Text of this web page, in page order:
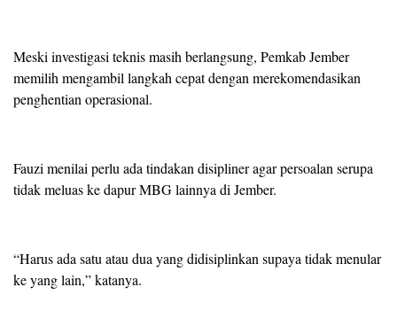
Meski investigasi teknis masih berlangsung, Pemkab Jember
memilih mengambil langkah cepat dengan merekomendasikan
penghentian operasional.
Fauzi menilai perlu ada tindakan disipliner agar persoalan serupa
tidak meluas ke dapur MBG lainnya di Jember.
“Harus ada satu atau dua yang didisiplinkan supaya tidak menular
ke yang lain,” katanya.